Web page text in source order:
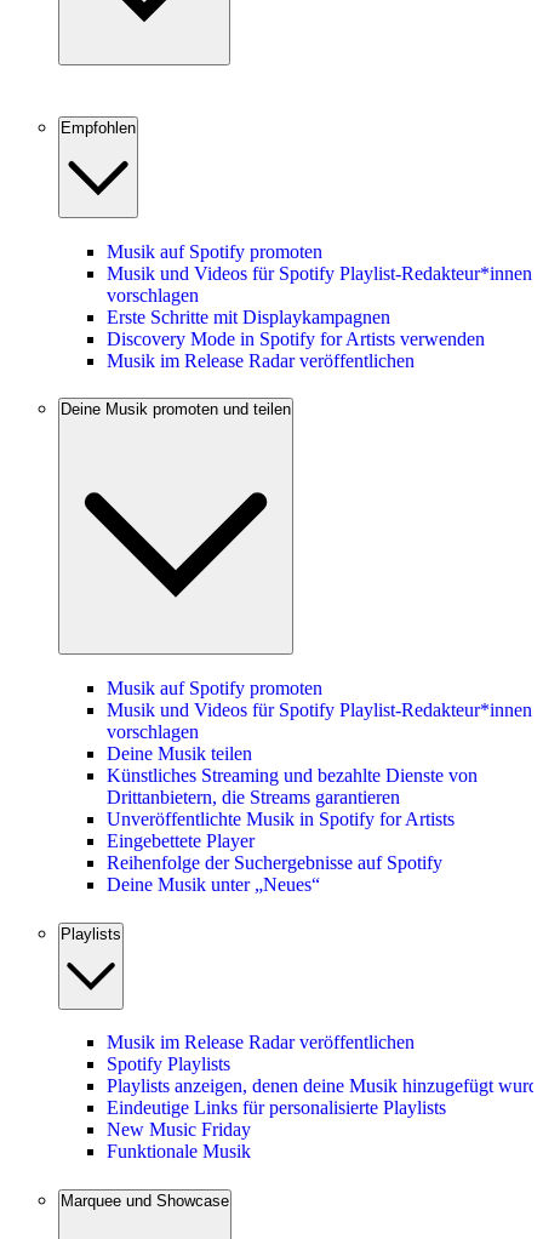
Empfohlen
Musik auf Spotify promoten
Musik und Videos für Spotify Playlist-Redakteur*innen
vorschlagen
Erste Schritte mit Displaykampagnen
Discovery Mode in Spotify for Artists verwenden
Musik im Release Radar veröffentlichen
Deine Musik promoten und teilen
Musik auf Spotify promoten
Musik und Videos für Spotify Playlist-Redakteur*innen
vorschlagen
Deine Musik teilen
Künstliches Streaming und bezahlte Dienste von
Drittanbietern, die Streams garantieren
Unveröffentlichte Musik in Spotify for Artists
Eingebettete Player
Reihenfolge der Suchergebnisse auf Spotify
Deine Musik unter „Neues“
Playlists
Musik im Release Radar veröffentlichen
Spotify Playlists
Playlists anzeigen, denen deine Musik hinzugefügt
Eindeutige Links für personalisierte Playlists
New Music Friday
Funktionale Musik
Marquee und Showcase